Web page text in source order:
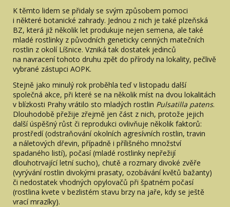
K těmto lidem se přidaly se svým způsobem pomoci
i některé botanické zahrady. Jednou z nich je také plzeňská
BZ, která již několik let produkuje nejen semena, ale také
mladé rostlinky z původních geneticky cenných matečních
rostlin z okolí Líšnice. Vzniká tak dostatek jedinců
na navracení tohoto druhu zpět do přírody na lokality, pečlivě
vybrané zástupci AOPK.
Stejně jako minulý rok proběhla teď v listopadu další
společná akce, při které se na několik míst na dvou lokalitách
v blízkosti Prahy vrátilo sto mladých rostlin Pulsatilla patens.
Dlouhodobě přežije zřejmě jen část z nich, protože jejich
další úspěšný růst či reprodukci ovlivňuje několik faktorů:
prostředí (odstraňování okolních agresívních rostlin, travin
a náletových dřevin, případně i přílišného množství
spadaného listí), počasí (mladé rostlinky nepřežijí
dlouhotrvající letní sucho), chutě a rozmary divoké zvěře
(vyrývání rostlin divokými prasaty, ozobávání květů bažanty)
či nedostatek vhodných opylovačů při špatném počasí
(rostlina kvete v bezlistém stavu brzy na jaře, kdy se ještě
vrací mrazíky).